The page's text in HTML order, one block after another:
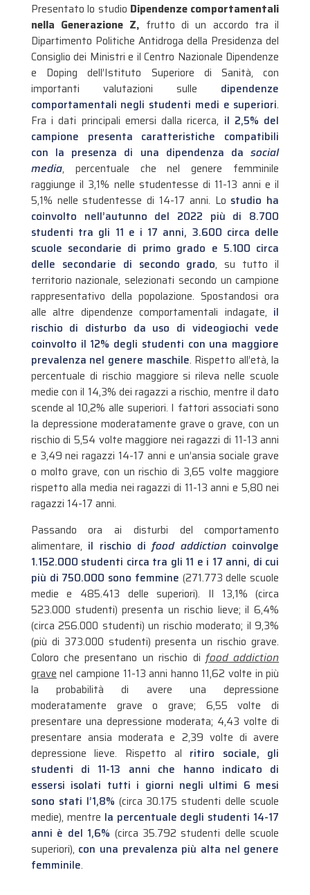
Presentato lo studio Dipendenze comportamentali
nella Generazione Z, frutto di un accordo tra il
Dipartimento Politiche Antidroga della Presidenza del
Consiglio dei Ministri e il Centro Nazionale Dipendenze
e Doping dell’Istituto Superiore di Sanità, con
importanti valutazioni sulle dipendenze
comportamentali negli studenti medi e superiori.
Fra i dati principali emersi dalla ricerca, il 2,5% del
campione presenta caratteristiche compatibili
con la presenza di una dipendenza dasocial
media, percentuale che nel genere femminile
raggiunge il 3,1% nelle studentesse di 11-13 anni e il
5,1% nelle studentesse di 14-17 anni. Lo studio ha
coinvolto nell’autunno del 2022 più di 8.700
studenti tra gli 11 e i 17 anni, 3.600 circa delle
scuole secondarie di primo grado e 5.100 circa
delle secondarie di secondo grado, su tutto il
territorio nazionale, selezionati secondo un campione
rappresentativo della popolazione. Spostandosi ora
alle altre dipendenze comportamentali indagate, il
rischio di disturbo da uso di videogiochi vede
coinvolto il 12% degli studenti con una maggiore
prevalenza nel genere maschile. Rispetto all’età, la
percentuale di rischio maggiore si rileva nelle scuole
medie con il 14,3% dei ragazzi a rischio, mentre il dato
scende al 10,2% alle superiori. I fattori associati sono
la depressione moderatamente grave o grave, con un
rischio di 5,54 volte maggiore nei ragazzi di 11-13 anni
e 3,49 nei ragazzi 14-17 anni e un’ansia sociale grave
o molto grave, con un rischio di 3,65 volte maggiore
rispetto alla media nei ragazzi di 11-13 anni e 5,80 nei
ragazzi 14-17 anni.
Passando ora ai disturbi del comportamento
alimentare, il rischio di food addictioncoinvolge
1.152.000 studenti circa tra gli 11 e i 17 anni, di cui
più di 750.000 sono femmine (271.773 delle scuole
medie e 485.413 delle superiori). Il 13,1% (circa
523.000 studenti) presenta un rischio lieve; il 6,4%
(circa 256.000 studenti) un rischio moderato; il 9,3%
(più di 373.000 studenti) presenta un rischio grave.
Coloro che presentano un rischio di food addiction
grave nel campione 11-13 anni hanno 11,62 volte in più
la probabilità di avere una depressione
moderatamente grave o grave; 6,55 volte di
presentare una depressione moderata; 4,43 volte di
presentare ansia moderata e 2,39 volte di avere
depressione lieve. Rispetto al ritiro sociale, gli
studenti di 11-13 anni che hanno indicato di
essersi isolati tutti i giorni negli ultimi 6 mesi
sono stati l’1,8% (circa 30.175 studenti delle scuole
medie), mentre la percentuale degli studenti 14-17
anni è del 1,6% (circa 35.792 studenti delle scuole
superiori), con una prevalenza più alta nel genere
femminile.